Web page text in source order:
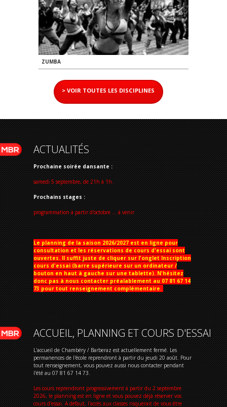
ZUMBA
> VOIR TOUTES LES DISCIPLINES
ACTUALITÉS
Prochaine soirée dansante :
samedi 5 septembre, de 21h à 1h.
Prochains stages :
programmation à partir d'octobre ... à venir
Le planning de la saison 2026/2027 est en ligne pour
consultation et les réservations de cours d'essai sont
ouvertes. Il suffit juste de cliquer sur l'onglet Inscription
cours d'essai (barre supérieure sur un ordinateur /
bouton en haut à gauche sur une tablette). N'hésitez
donc pas à nous contacter préalablement au 07 81 67 14
73 pour tout renseignement complémentaire.
ACCUEIL, PLANNING ET COURS D'ESSAI
L'accueil de Chambéry / Barberaz est actuellement fermé. Les
permanences de l'école reprendront à partir du jeudi 20 août. Pour
tout renseignement, vous pouvez aussi nous contacter pendant
l'été au 07 81 67 14 73.
Les cours reprendront progressivement à partir du 2 septembre
2026, le planning est en ligne et vous pouvez déjà réserver vos
cours d'essai. A défaut, l'accès aux classes risquerait de vous être